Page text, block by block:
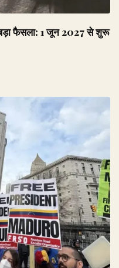
बड़ा फैसला: 1 जून 2027 से शुरू